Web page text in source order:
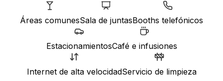
Áreas comunesSala de juntasBooths telefónicos
EstacionamientosCafé e infusiones
Internet de alta velocidadServicio de limpieza